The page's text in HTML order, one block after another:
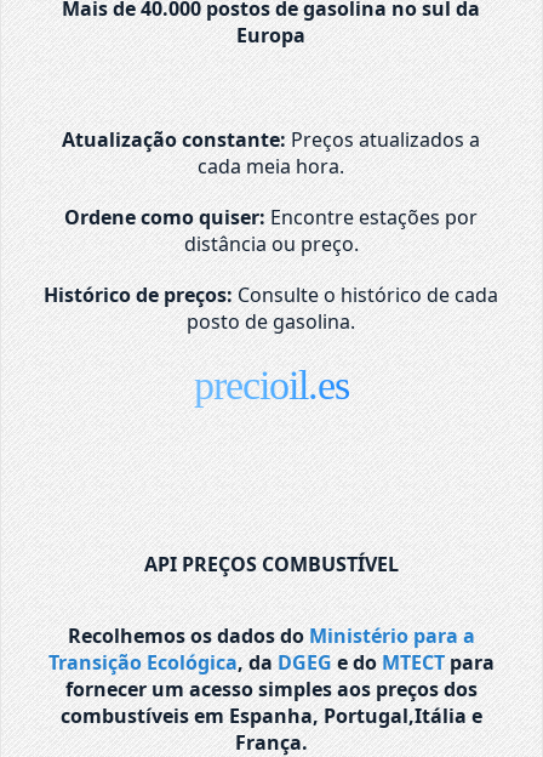
Mais de 40.000 postos de gasolina no sul da
Europa
Atualização constante: Preços atualizados a
cada meia hora.
Ordene como quiser: Encontre estações por
distância ou preço.
Histórico de preços: Consulte o histórico de cada
posto de gasolina.
precioil.es
API PREÇOS COMBUSTÍVEL
Recolhemos os dados do Ministério para a
Transição Ecológica, da DGEG e do MTECTpara
fornecer um acesso simples aos preços dos
combustíveis em Espanha, Portugal,Itália e
França.